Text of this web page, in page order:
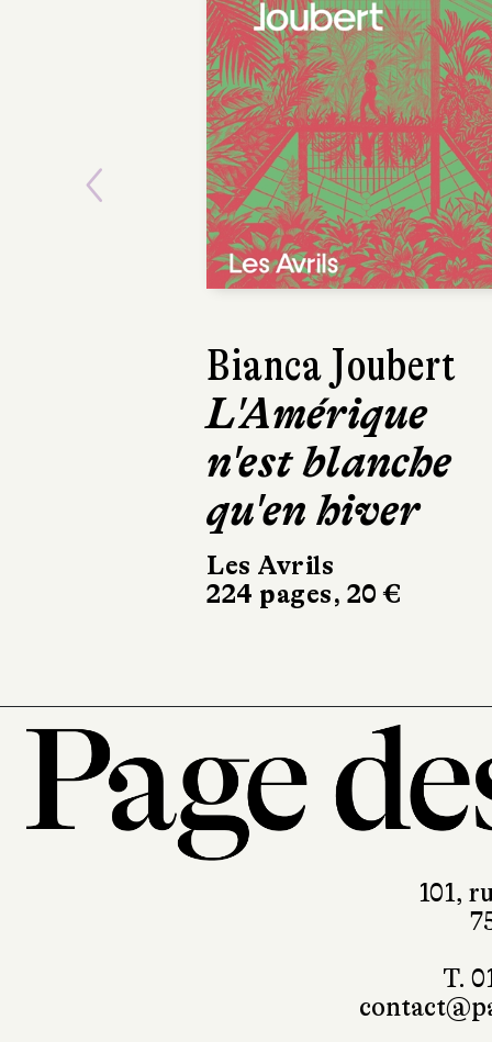
Bianca Joubert
L'Amérique
n'est blanche
qu'en hiver
Les Avrils
224 pages, 20 €
Previous
101,
T.